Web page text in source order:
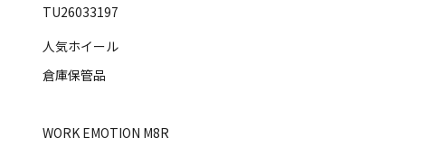
TU26033197
人気ホイール
倉庫保管品
WORK EMOTION M8R